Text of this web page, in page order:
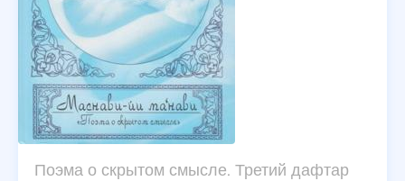
Поэма о скрытом смысле. Третий дафтар